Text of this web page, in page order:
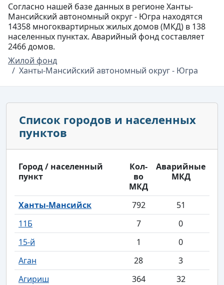
Согласно нашей базе данных в регионе Ханты-
Мансийский автономный округ - Югра находятся
14358 многоквартирных жилых домов (МКД) в 138
населенных пунктах. Аварийный фонд составляет
2466 домов.
Жилой фонд
Ханты-Мансийский автономный округ - Югра
Список городов и населенных
пунктов
Город / населенный
пункт
Кол-
во
МКД
Аварийные
МКД
Ханты-Мансийск 792
51
11Б
7
0
15-й
1
0
Аган
28
3
Агириш
364
32